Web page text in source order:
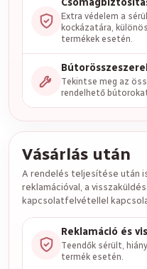
Extra védelem a
kockázatára,
termékek esetén.
Tekintse meg az
rendelhető
Vásárlás után
A rendelés teljesítése után
reklamációval, a
kapcsolatfelvétellel
Reklamáció és
Teendők sérült,
termék esetén.